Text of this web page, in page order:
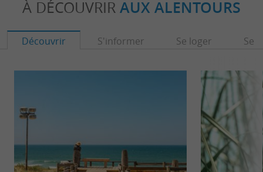
À DÉCOUVRIR AUX ALENTOURS
Découvrir S'informer Se loger Se